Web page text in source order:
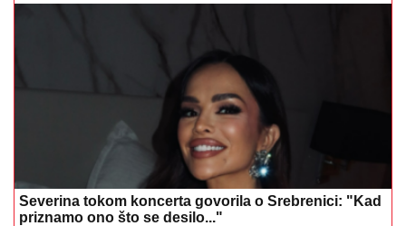
Severina tokom koncerta govorila o Srebrenici: "Kad
priznamo ono što se desilo..."